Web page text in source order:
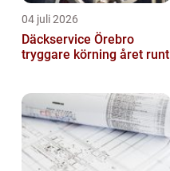
04 juli 2026
Däckservice Örebro
tryggare körning året runt